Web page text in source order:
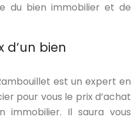
du bien immobilier et de
d’un bien
est un expert en
pour vous le prix d’achat
immobilier. Il saura vous